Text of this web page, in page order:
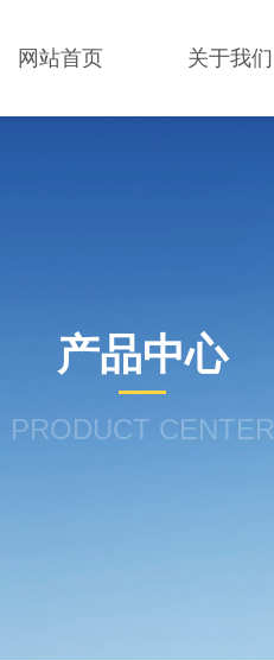
网站首页 关于我们
产品中心
PRODUCT CENTER